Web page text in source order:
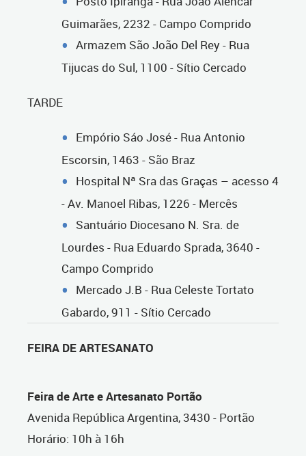
Guimarães, 2232 - Campo Comprido
Armazem São João Del Rey - Rua
Tijucas do Sul, 1100 - Sítio Cercado
TARDE
Empório Sáo José - Rua Antonio
Escorsin, 1463 - São Braz
Hospital Nª Sra das Graças – acesso 4
- Av. Manoel Ribas, 1226 - Mercês
Santuário Diocesano N. Sra. de
Lourdes - Rua Eduardo Sprada, 3640 -
Campo Comprido
Mercado J.B - Rua Celeste Tortato
Gabardo, 911 - Sítio Cercado
FEIRA DE ARTESANATO
Feira de Arte e Artesanato Portão
Avenida República Argentina, 3430 - Portão
Horário: 10h à 16h